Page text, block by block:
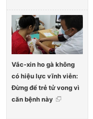
Vắc-xin ho gà không
có hiệu lực vĩnh viễn:
Đừng để trẻ tử vong vì
căn bệnh này